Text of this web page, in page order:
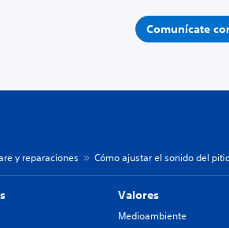
Comunícate
y reparaciones Cómo ajustar el sonido del
Valores
Medioambiente